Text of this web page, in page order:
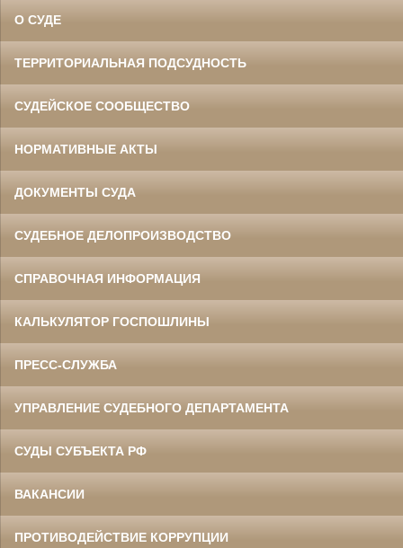
О СУДЕ
ТЕРРИТОРИАЛЬНАЯ ПОДСУДНОСТЬ
СУДЕЙСКОЕ СООБЩЕСТВО
НОРМАТИВНЫЕ АКТЫ
ДОКУМЕНТЫ СУДА
СУДЕБНОЕ ДЕЛОПРОИЗВОДСТВО
СПРАВОЧНАЯ ИНФОРМАЦИЯ
КАЛЬКУЛЯТОР ГОСПОШЛИНЫ
ПРЕСС-СЛУЖБА
УПРАВЛЕНИЕ СУДЕБНОГО ДЕПАРТАМЕНТА
СУДЫ СУБЪЕКТА РФ
ВАКАНСИИ
ПРОТИВОДЕЙСТВИЕ КОРРУПЦИИ